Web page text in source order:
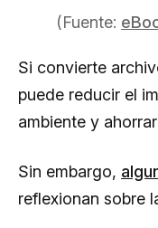
(Fuente:
Si convierte
puede reducir el
ambiente y
Sin embargo,
reflexionan sobre